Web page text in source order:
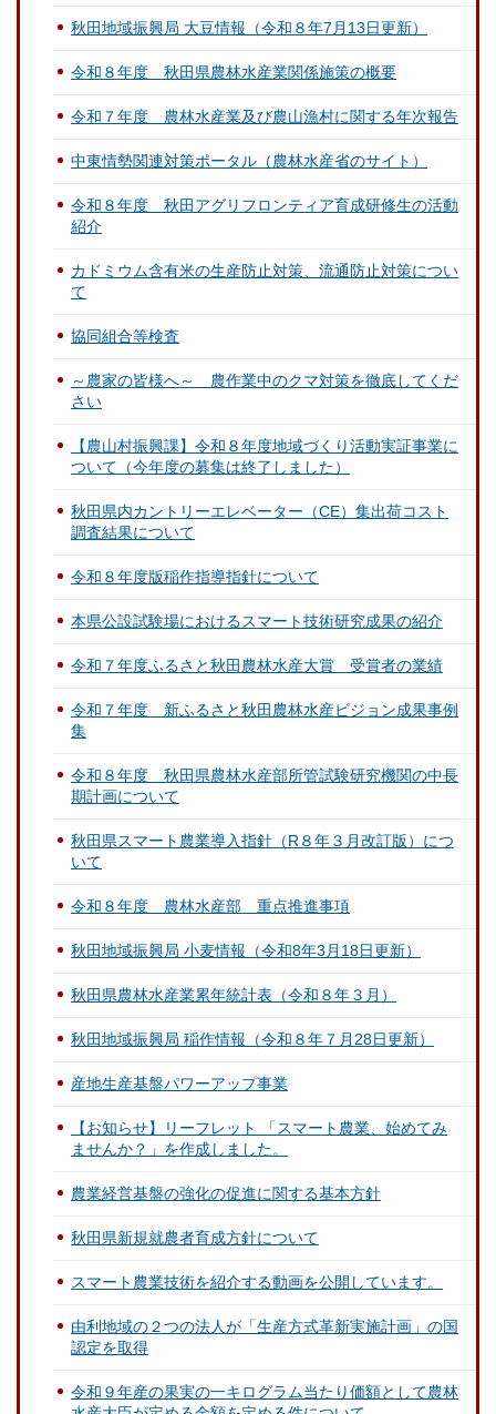
秋田地域振興局 大豆情報（令和８年7月13日更新）
令和８年度 秋田県農林水産業関係施策の概要
令和７年度 農林水産業及び農山漁村に関する年次報告
中東情勢関連対策ポータル（農林水産省のサイト）
令和８年度 秋田アグリフロンティア育成研修生の活動
紹介
カドミウム含有米の生産防止対策、流通防止対策につい
て
協同組合等検査
～農家の皆様へ～ 農作業中のクマ対策を徹底してくだ
さい
【農山村振興課】令和８年度地域づくり活動実証事業に
ついて（今年度の募集は終了しました）
秋田県内カントリーエレベーター（CE）集出荷コスト
調査結果について
令和８年度版稲作指導指針について
本県公設試験場におけるスマート技術研究成果の紹介
令和７年度ふるさと秋田農林水産大賞 受賞者の業績
令和７年度 新ふるさと秋田農林水産ビジョン成果事例
集
令和８年度 秋田県農林水産部所管試験研究機関の中長
期計画について
秋田県スマート農業導入指針（R８年３月改訂版）につ
いて
令和８年度 農林水産部 重点推進事項
秋田地域振興局 小麦情報（令和8年3月18日更新）
秋田県農林水産業累年統計表（令和８年３月）
秋田地域振興局 稲作情報（令和８年７月28日更新）
産地生産基盤パワーアップ事業
【お知らせ】リーフレット 「スマート農業、始めてみ
ませんか？」を作成しました。
農業経営基盤の強化の促進に関する基本方針
秋田県新規就農者育成方針について
スマート農業技術を紹介する動画を公開しています。
由利地域の２つの法人が「生産方式革新実施計画」の国
認定を取得
令和９年産の果実の一キログラム当たり価額として農林